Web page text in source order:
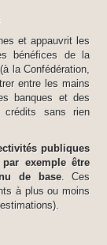
et appauvrit les
bénéfices de la
la Confédération,
entre les mains
banques et des
crédits sans rien
publiques
exemple être
de base. Ces
à plus ou moins